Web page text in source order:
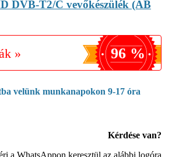
DVB-T2/C vevőkészülék (AB
» 96 %
velünk munkanapokon 9-17 óra
Kérdése van?